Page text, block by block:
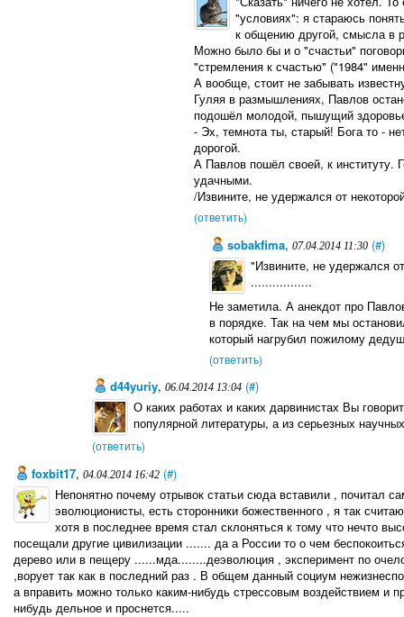
"условиях": я стараюсь
к общению другой, смысла в
Можно было бы и о "счастьи"
"стремления к счастью" ("1984"
А вообще, стоит не забывать
Гуляя в размышлениях, Павлов
подошёл молодой, пышущий
- Эх, темнота ты, старый! Бога то -
дорогой.
А Павлов пошёл своей, к институту.
удачными.
/Извините, не удержался от
(ответить)
sobakfima, 07.04.2014 11:30 (#)
"Извините, не удержался
.................
Не заметила. А анекдот про
в порядке. Так на чем мы
который нагрубил пожилому
(ответить)
d44yuriy,06.04.2014 13:04 (#)
О каких работах и каких дарвинистах Вы
популярной литературы, а из серьезных
(ответить)
foxbit17, 04.04.2014 16:42 (#)
Непонятно почему отрывок статьи сюда вставили , почитал
эволюционисты, есть сторонники божественного , я так
хотя в последнее время стал склоняться к тому что нечто
посещали другие цивилизации ....... да а России то о чем
дерево или в пещеру ......мда........деэволюция , эксперимент по
,ворует так как в последний раз . В общем данный социум
а вправить можно только каким-нибудь стрессовым воздействием и
нибудь дельное и проснется.....